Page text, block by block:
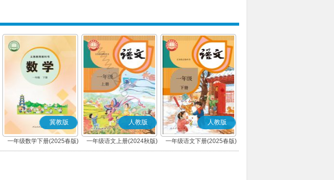
冀教版
一年级数学下册(2025春版)
人教版
一年级语文上册(2024秋版)
(部编版)
人教版
一年级语文下册(2025春版)
(部编版)